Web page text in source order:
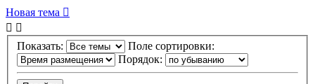
Новая тема
Показать:
Поле сортировки:
Порядок: